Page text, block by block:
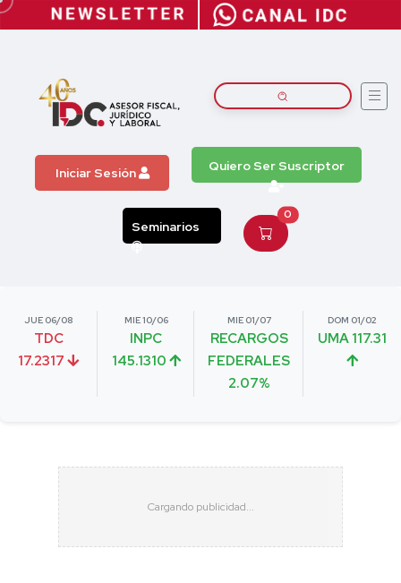
Iniciar Sesión Quiero Ser Suscriptor
Seminarios
0
JUE 06/08
TDC
17.2317
MIE 10/06
INPC
145.1310
MIE 01/07
RECARGOS
FEDERALES
2.07%
DOM 01/02
UMA 117.31